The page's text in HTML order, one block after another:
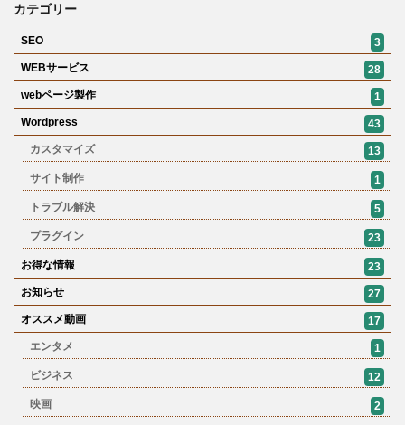
カテゴリー
SEO
3
WEBサービス
28
webページ製作
1
Wordpress
43
カスタマイズ
13
サイト制作 1
トラブル解決 5
プラグイン 23
お得な情報
23
お知らせ
27
オススメ動画
17
エンタメ
1
ビジネス 12
映画 2